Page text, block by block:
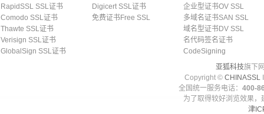
RapidSSL SSL证书
Comodo SSL证书
Thawte SSL证书
Verisign SSL证书
GlobalSign SSL证书
Digicert SSL证书
免费证书Free SSL
企业型证书OV SSL
多域名证书SAN SSL
域名型证书DV SSL
名代码签名证书
CodeSigning
亚狐科技旗下
Copyright © CHINASSL
全国统一服务电话： 400-
为了取得较好浏览效果
津